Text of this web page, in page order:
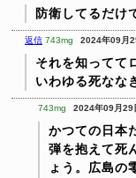
防衛してるだけ
返信 743mg 2024年09月
それを知ってて
いわゆる死なな
743mg 2024年09月29
かつての日本
弾を抱えて死
ょう。広島の